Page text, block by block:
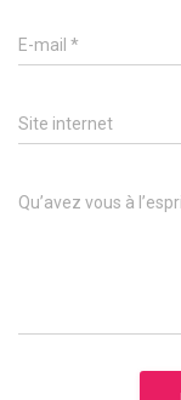
E-mail *
Site internet
Qu’avez vous à